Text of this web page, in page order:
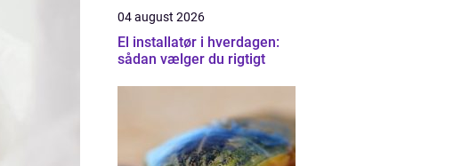
04 august 2026
El installatør i hverdagen:
sådan vælger du rigtigt